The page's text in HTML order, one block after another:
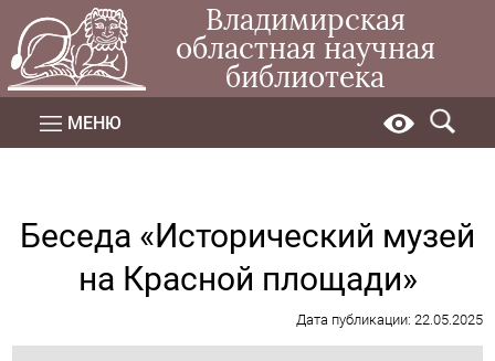
Владимирская
областная научная
библиотека
МЕНЮ
Беседа «Исторический музей
на Красной площади»
Дата публикации: 22.05.2025